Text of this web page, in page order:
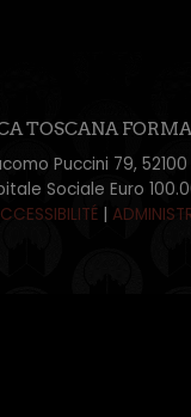
TOSCANA
Puccini 79, 52100
Sociale Euro